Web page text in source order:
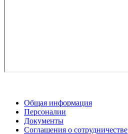
Общая информация
Персоналии
Документы
Соглашения о сотрудничестве